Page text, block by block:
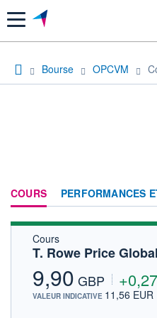
Menu
Bourse OPCVM
COURS PERFORMANCES
Cours
T. Rowe Price
9,90 GBP
VALEUR INDICATIVE 11,56 EUR